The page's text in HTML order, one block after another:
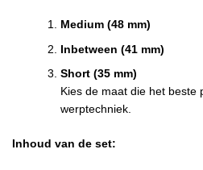
Medium (48 mm)
Inbetween (41 mm)
Short (35 mm)
Kies de maat die het beste
werptechniek.
Inhoud van de set: